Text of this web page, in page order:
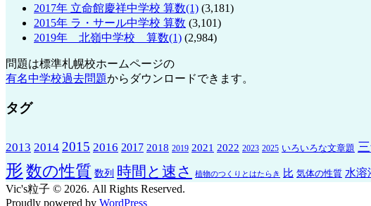
2017年 立命館慶祥中学校 算数(1) (3,181)
2015年 ラ・サール中学校 算数 (3,101)
2019年 北嶺中学校 算数(1) (2,984)
問題は標準札幌校ホームページの
有名中学校過去問題からダウンロードできます。
タグ
2013 2014 2015 2016 2017 2018 2019 2021 2022 2023 2025 いろいろな文章題
形 数の性質 数列 時間と速さ 植物のつくりとはたらき 比 気体の性質 水溶
Vic's粒子 © 2026. All Rights Reserved.
Proudly powered by WordPress